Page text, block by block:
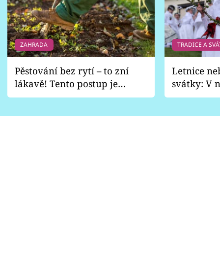
ZAHRADA
Pěstování bez rytí – to zní
lákavě! Tento postup je
vhodný jen pro některé
TRADICE A
Letnice
svátky: V
pondělí